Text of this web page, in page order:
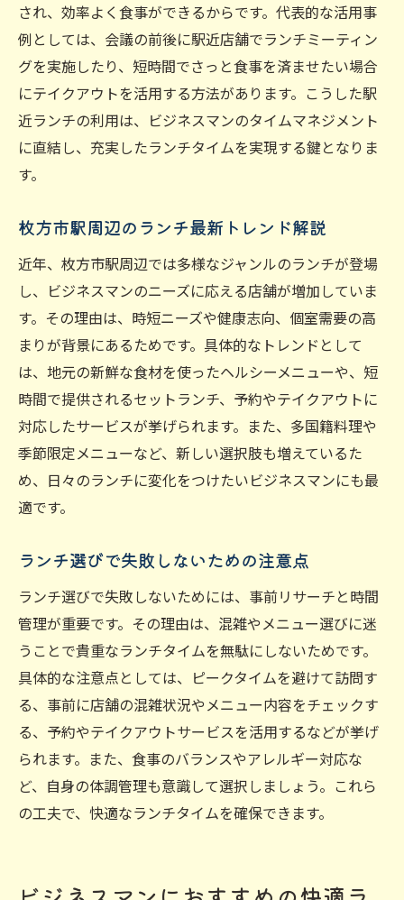
ビジネスマンに人気のランチジャンル特集
和食・洋食・カレー含む多彩なランチ提案
ジャンル別ランチで新たな発見を楽しむ
され、効率よく食事ができるからです。代表的な活用事
例としては、会議の前後に駅近店舗でランチミーティン
グを実施したり、短時間でさっと食事を済ませたい場合
にテイクアウトを活用する方法があります。こうした駅
近ランチの利用は、ビジネスマンのタイムマネジメント
に直結し、充実したランチタイムを実現する鍵となりま
す。
枚方市駅周辺のランチ最新トレンド解説
近年、枚方市駅周辺では多様なジャンルのランチが登場
し、ビジネスマンのニーズに応える店舗が増加していま
す。その理由は、時短ニーズや健康志向、個室需要の高
まりが背景にあるためです。具体的なトレンドとして
は、地元の新鮮な食材を使ったヘルシーメニューや、短
時間で提供されるセットランチ、予約やテイクアウトに
対応したサービスが挙げられます。また、多国籍料理や
季節限定メニューなど、新しい選択肢も増えているた
め、日々のランチに変化をつけたいビジネスマンにも最
適です。
ランチ選びで失敗しないための注意点
ランチ選びで失敗しないためには、事前リサーチと時間
管理が重要です。その理由は、混雑やメニュー選びに迷
うことで貴重なランチタイムを無駄にしないためです。
具体的な注意点としては、ピークタイムを避けて訪問す
る、事前に店舗の混雑状況やメニュー内容をチェックす
る、予約やテイクアウトサービスを活用するなどが挙げ
られます。また、食事のバランスやアレルギー対応な
ど、自身の体調管理も意識して選択しましょう。これら
の工夫で、快適なランチタイムを確保できます。